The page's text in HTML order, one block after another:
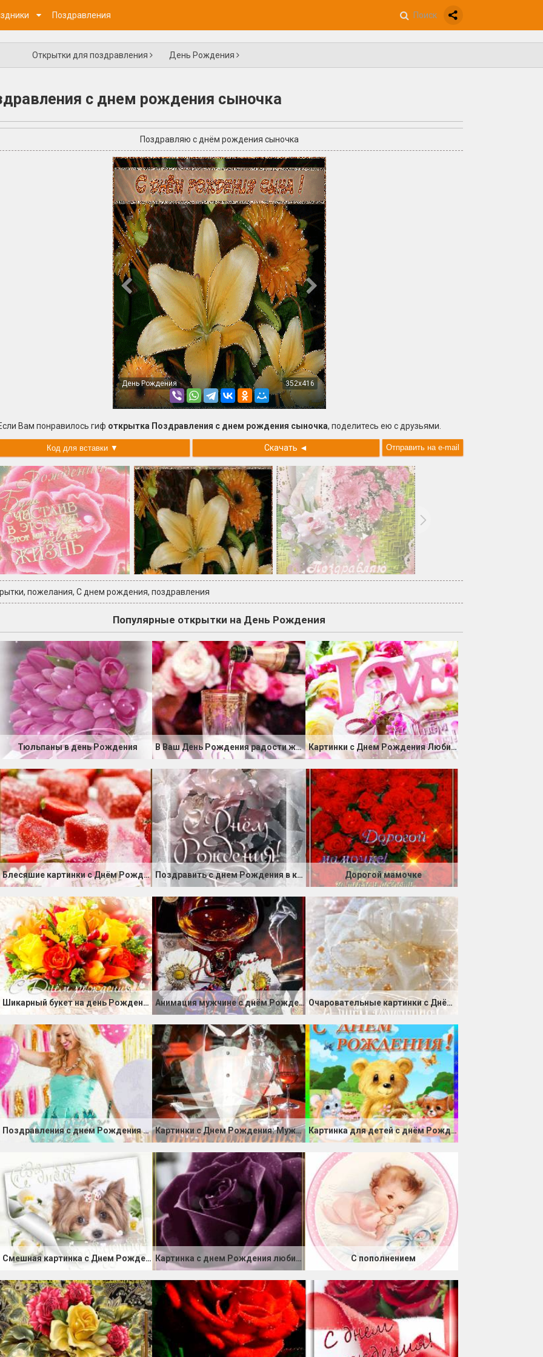
Поздравления
Открытки для поздравления День Рождения
с днем рождения сыночка
Поздравляю с днём рождения сыночка
+3
День Рождения 352x416
Вам понравилось гиф открытка Поздравления с днем рождения сыночка, поделитесь ею с друзьями.
Скачать ◄
, пожелания, С днем рождения, поздравления
Популярные открытки на День Рождения
Тюльпаны в день Рождения В Ваш День Рождения радости желаю Картинки с Днем Рождения Любимый
Блесяшие картинки с Днём Рождения Поздравить с днем Рождения в картинках Дорогой мамочке
Шикарный букет на день Рожденья Анимация мужчине с днём Рождения! Очаровательные картинки с Днём Рождения
Поздравления с днем Рождения от подруги картинка Картинки с Днем Рождения: Мужчине, Парню Картинка для детей с днём Рождения
Смешная картинка с Днем Рождения Картинка с днем Рождения любимой подруге С пополнением